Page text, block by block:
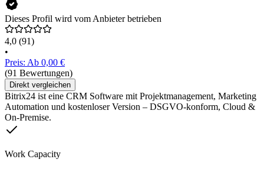
Dieses Profil wird vom Anbieter betrieben
4,0 (91)
•
Preis: Ab 0,00 €
(91 Bewertungen)
Direkt vergleichen
Bitrix24 ist eine CRM Software mit Projektmanagement, Marketing
Automation und kostenloser Version – DSGVO-konform, Cloud &
On-Premise.
Work Capacity